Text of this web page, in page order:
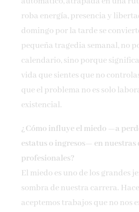
roba energía, presencia y
domingo por la tarde se
pequeña tragedia semanal, no
calendario, sino porque
vida que sientes que no
que el problema no es solo
existencial.
¿Cómo influye el miedo —a
estatus o ingresos— en nuestras
profesionales?
El miedo es uno de los grandes
sombra de nuestra carrera.
aceptemos trabajos que no nos